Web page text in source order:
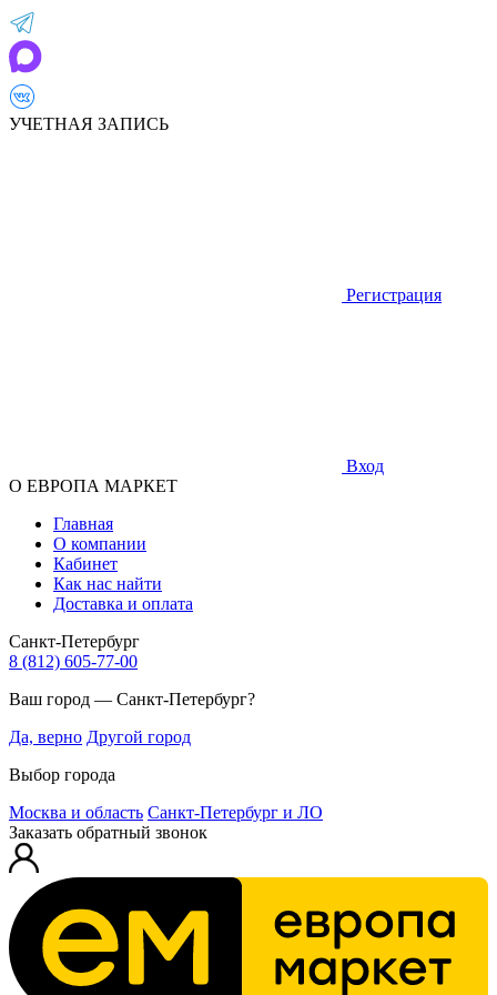
УЧЕТНАЯ ЗАПИСЬ
Регистрация
Вход
О ЕВРОПА МАРКЕТ
Главная
О компании
Кабинет
Как нас найти
Доставка и оплата
Санкт-Петербург
8 (812) 605-77-00
Ваш город — Санкт-Петербург?
Да, верно Другой город
Выбор города
Москва и область Санкт-Петербург и ЛО
Заказать обратный звонок